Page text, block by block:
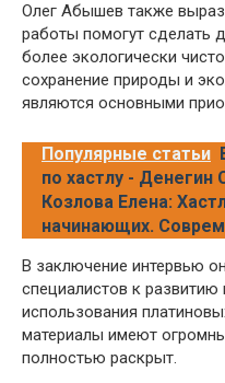
Олег Абышев также
работы помогут сделать
более экологически
сохранение природы и
являются основными
Популярные статьи
по хастлу - Денегин
Козлова Елена:
начинающих.
В заключение интервью
специалистов к
использования
материалы имеют
полностью раскрыт.